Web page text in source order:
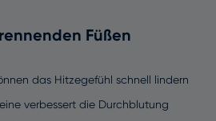
Füßen
das Hitzegefühl schnell lindern
verbessert die Durchblutung